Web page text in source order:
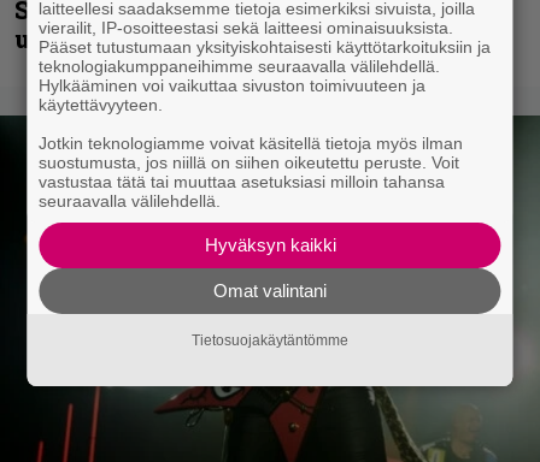
Shining hyppäsi keskelle kinoksia
uudella videollaan
laitteellesi saadaksemme tietoja esimerkiksi sivuista, joilla
vierailit, IP-osoitteestasi sekä laitteesi ominaisuuksista.
Pääset tutustumaan yksityiskohtaisesti käyttötarkoituksiin ja
teknologiakumppaneihimme seuraavalla välilehdellä.
Hylkääminen voi vaikuttaa sivuston toimivuuteen ja
käytettävyyteen.
Jotkin teknologiamme voivat käsitellä tietoja myös ilman
suostumusta, jos niillä on siihen oikeutettu peruste. Voit
vastustaa tätä tai muuttaa asetuksiasi milloin tahansa
seuraavalla välilehdellä.
Hyväksyn kaikki
Omat valintani
Tietosuojakäytäntömme